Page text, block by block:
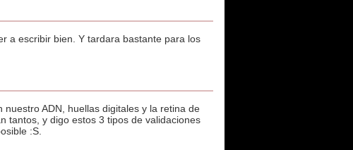
a escribir bien. Y tardara bastante para los
ADN, huellas digitales y la retina de
tantos, y digo estos 3 tipos de validaciones
:S.